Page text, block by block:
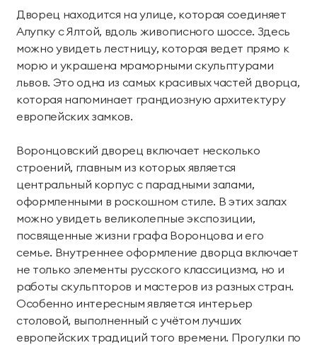
Дворец находится на улице, которая соединяет
Алупку с Ялтой, вдоль живописного шоссе. Здесь
можно увидеть лестницу, которая ведет прямо к
морю и украшена мраморными скульптурами
львов. Это одна из самых красивых частей дворца,
которая напоминает грандиозную архитектуру
европейских замков.
Воронцовский дворец включает несколько
строений, главным из которых является
центральный корпус с парадными залами,
оформленными в роскошном стиле. В этих залах
можно увидеть великолепные экспозиции,
посвященные жизни графа Воронцова и его
семье. Внутреннее оформление дворца включает
не только элементы русского классицизма, но и
работы скульпторов и мастеров из разных стран.
Особенно интересным является интерьер
столовой, выполненный с учётом лучших
европейских традиций того времени. Прогулки по
Развлекательный
центр «Метрополис»
Анимация
Парк развлечений
«Дримвуд»
Пиратский галеон
«Полундра»
Номера для малышей Услуги няни
детей
Спорт и активный отдых
Тренажерный зал Игровой зал
Фитнес студия Бассейны
Теннисные корты Падел
Морские развлечения
Семейные винные
виллы
винные виллы
Размещение с
животными